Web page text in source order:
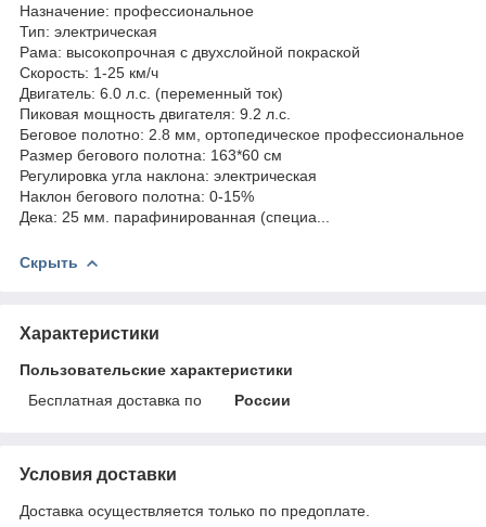
Назначение: профессиональное
Тип: электрическая
Рама: высокопрочная с двухслойной покраской
Скорость: 1-25 км/ч
Двигатель: 6.0 л.с. (переменный ток)
Пиковая мощность двигателя: 9.2 л.с.
Беговое полотно: 2.8 мм, ортопедическое профессиональное
Размер бегового полотна: 163*60 см
Регулировка угла наклона: электрическая
Наклон бегового полотна: 0-15%
Дека: 25 мм. парафинированная (специа...
Скрыть
Характеристики
Пользовательские характеристики
Бесплатная доставка по
России
Условия доставки
Доставка осуществляется только по предоплате.